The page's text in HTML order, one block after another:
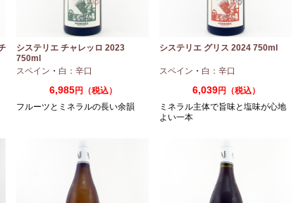
システリエ チャレッロ 2023
750ml
スペイン ・ 白：辛口
6,985円（税込）
フルーツとミネラルの長い余韻
システリエ グリス 2024 750ml
スペイン ・ 白：辛口
6,039円（税込）
ミネラル主体で旨味と塩味が心地
よい一本